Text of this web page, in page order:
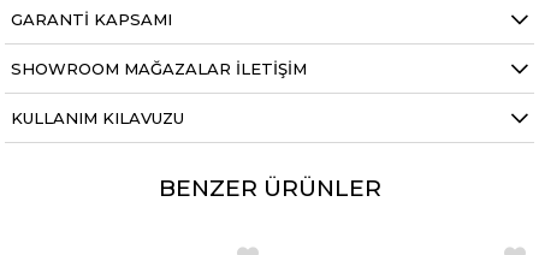
GARANTI KAPSAMI
SHOWROOM MAĞAZALAR İLETIŞIM
KULLANIM KILAVUZU
BENZER ÜRÜNLER